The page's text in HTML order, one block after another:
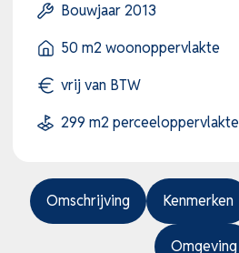
Bouwjaar 2013
50 m2 woonoppervlakte
vrij van BTW
299 m2 perceeloppervlakte
Omschrijving Kenmerken
Omgeving